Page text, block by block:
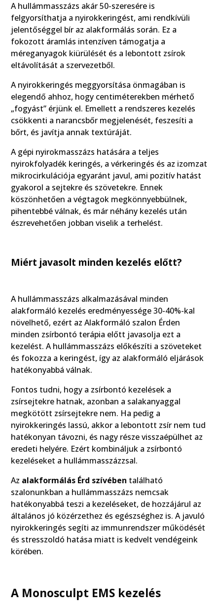
A hullámmasszázs akár 50-szeresére is
felgyorsíthatja a nyirokkeringést, ami rendkívüli
jelentőséggel bír az alakformálás során. Ez a
fokozott áramlás intenzíven támogatja a
méreganyagok kiürülését és a lebontott zsírok
eltávolítását a szervezetből.
A nyirokkeringés meggyorsítása önmagában is
elegendő ahhoz, hogy centiméterekben mérhető
„fogyást” érjünk el. Emellett a rendszeres kezelés
csökkenti a narancsbőr megjelenését, feszesíti a
bőrt, és javítja annak textúráját.
A gépi nyirokmasszázs hatására a teljes
nyirokfolyadék keringés, a vérkeringés és az izomzat
mikrocirkulációja egyaránt javul, ami pozitív hatást
gyakorol a sejtekre és szövetekre. Ennek
köszönhetően a végtagok megkönnyebbülnek,
pihentebbé válnak, és már néhány kezelés után
észrevehetően jobban viselik a terhelést.
Miért javasolt minden kezelés előtt?
A hullámmasszázs alkalmazásával minden
alakformáló kezelés eredményessége 30-40%-kal
növelhető, ezért az Alakformáló szalon Érden
minden zsírbontó terápia előtt javasolja ezt a
kezelést. A hullámmasszázs előkészíti a szöveteket
és fokozza a keringést, így az alakformáló eljárások
hatékonyabbá válnak.
Fontos tudni, hogy a zsírbontó kezelések a
zsírsejtekre hatnak, azonban a salakanyaggal
megkötött zsírsejtekre nem. Ha pedig a
nyirokkeringés lassú, akkor a lebontott zsír nem tud
hatékonyan távozni, és nagy része visszaépülhet az
eredeti helyére. Ezért kombináljuk a zsírbontó
kezeléseket a hullámmasszázzsal.
Az alakformálás Érd szívében található
szalonunkban a hullámmasszázs nemcsak
hatékonyabbá teszi a kezeléseket, de hozzájárul az
általános jó közérzethez és egészséghez is. A javuló
nyirokkeringés segíti az immunrendszer működését
és stresszoldó hatása miatt is kedvelt vendégeink
körében.
A Monosculpt EMS kezelés